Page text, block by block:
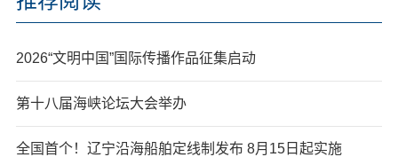
2026“文明中国”国际传播作品征集启动
第十八届海峡论坛大会举办
全国首个！辽宁沿海船舶定线制发布 8月15日起实施